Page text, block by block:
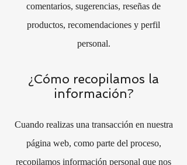
comentarios, sugerencias, reseñas de
productos, recomendaciones y perfil
personal.
¿Cómo recopilamos la
información?
Cuando realizas una transacción en nuestra
página web, como parte del proceso,
recopilamos información personal que nos